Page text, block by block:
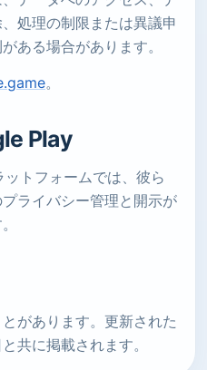
処理の制限または異議申
ある場合があります。
。
Play
トフォームでは、彼ら
ライバシー管理と開示が
があります。更新された
共に掲載されます。